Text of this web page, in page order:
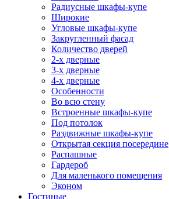
Радиусные шкафы-купе
Широкие
Угловые шкафы-купе
Закругленный фасад
Количество дверей
2-х дверные
3-х дверные
4-х дверные
Особенности
Во всю стену
Встроенные шкафы-купе
Под потолок
Раздвижные шкафы-купе
Открытая секция посередине
Распашные
Гардероб
Для маленького помещения
Эконом
Гостиные